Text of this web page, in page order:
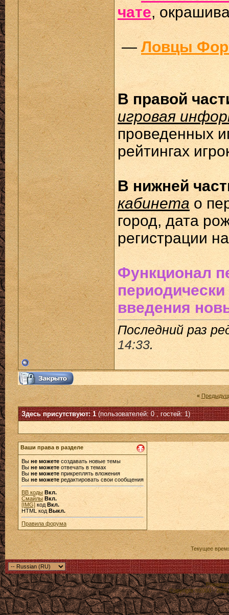
чате,
—Ловцы
В правой
игровая
проведенных
рейтингах
В нижней
кабинетао
город, дата
регистрации
Функционал
введения
Последний раз
14:33.
«
Здесь присутствуют: 1(пользователей: 0 , гостей: 1)
Ваши права в разделе
Вы не можете создавать новые темы
Выне можете отвечать в темах
Выне можете прикреплять вложения
Вы не можетередактировать свои сообщения
BB коды Вкл.
Смайлы Вкл.
[IMG] код Вкл.
HTML код Выкл.
Правила форума
Текущее
Powered
Copyright ©2000 -